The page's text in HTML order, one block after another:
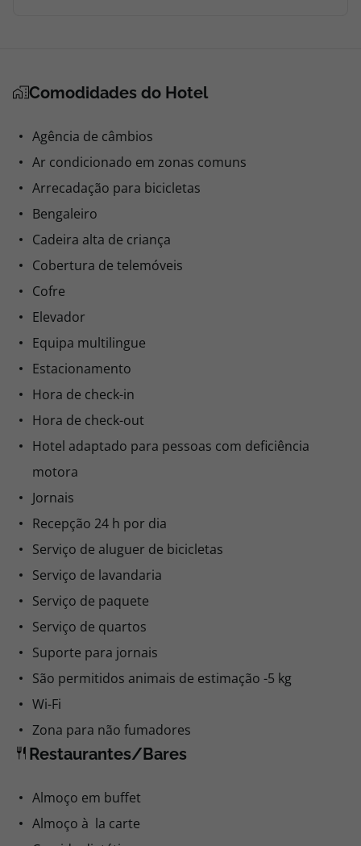
Comodidades do Hotel
Agência de câmbios
Ar condicionado em zonas comuns
Arrecadação para bicicletas
Bengaleiro
Cadeira alta de criança
Cobertura de telemóveis
Cofre
Elevador
Equipa multilingue
Estacionamento
Hora de check-in
Hora de check-out
Hotel adaptado para pessoas com deficiência
motora
Jornais
Recepção 24 h por dia
Serviço de aluguer de bicicletas
Serviço de lavandaria
Serviço de paquete
Serviço de quartos
Suporte para jornais
São permitidos animais de estimação -5 kg
Wi-Fi
Zona para não fumadores
Restaurantes/Bares
Almoço em buffet
Almoço à la carte